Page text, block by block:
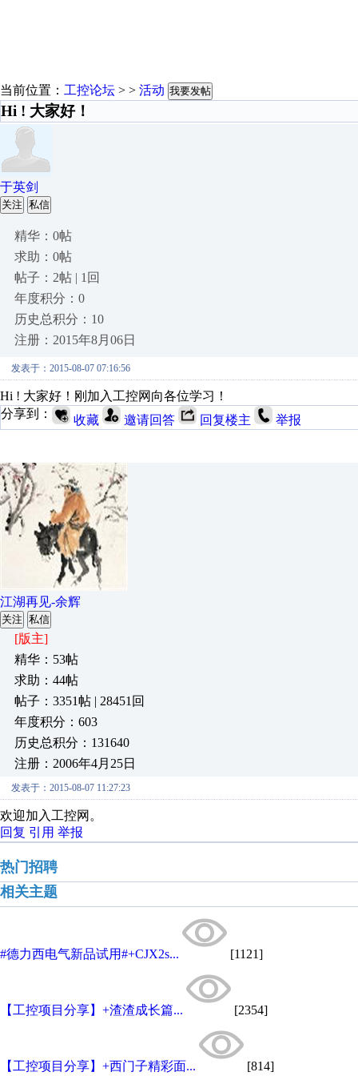
当前位置： 工控论坛 > > 活动 我要发帖
Hi ! 大家好！
于英剑
关注 私信
精华：0帖
求助：0帖
帖子：2帖 | 1回
年度积分：0
历史总积分：10
注册：2015年8月06日
发表于：2015-08-07 07:16:56
Hi ! 大家好！刚加入工控网向各位学习！
分享到：
收藏 邀请回答 回复楼主 举报
江湖再见-余辉
关注 私信
[版主]
精华：53帖
求助：44帖
帖子：3351帖 | 28451回
年度积分：603
历史总积分：131640
注册：2006年4月25日
发表于：2015-08-07 11:27:23
欢迎加入工控网。
回复 引用 举报
热门招聘
相关主题
#德力西电气新品试用#+CJX2s... [1121]
【工控项目分享】+渣渣成长篇... [2354]
【工控项目分享】+西门子精彩面... [814]